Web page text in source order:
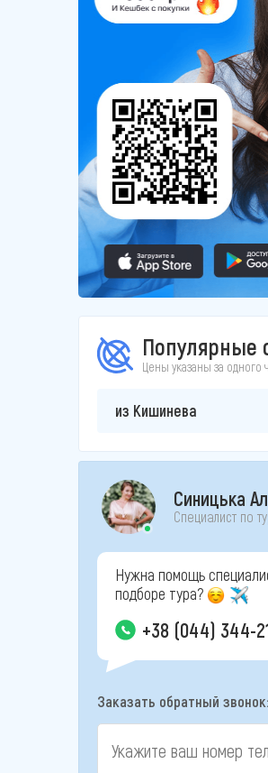
Популярные
Цены указаны за одного
из Кишинева
Синицька
Специалист по
Нужна помощь
подборе тура?
+38 (044) 344-
Заказать обратный звонок: